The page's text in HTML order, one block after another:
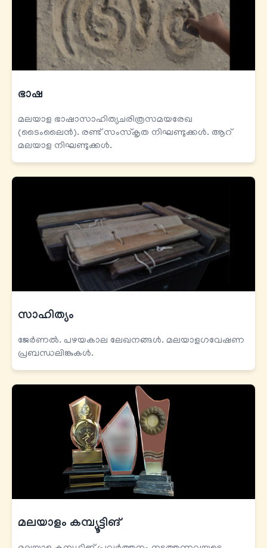
ഭാഷ
മലയാള ഭാഷാസാഹിത്യചരിത്രസമയരേഖ
(ടൈംലൈൻ). രണ്ട് സംസ്കൃത നിഘണ്ടുക്കൾ. ആറ്
മലയാള നിഘണ്ടുക്കൾ.
സാഹിത്യം
ജേര്‍ണല്‍. പഴയകാല ലേഖനങ്ങള്‍. മലയാളഗവേഷണ
പ്രബന്ധലിങ്കുകൾ.
മലയാളം കമ്പ്യൂട്ടിങ്